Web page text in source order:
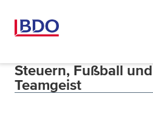
Steuern, Fußball und
Teamgeist